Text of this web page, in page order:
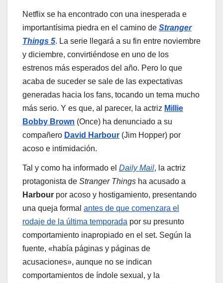
Netflix se ha encontrado con una inesperada e
importantísima piedra en el camino de Stranger
Things 5. La serie llegará a su fin entre noviembre
y diciembre, convirtiéndose en uno de los
estrenos más esperados del año. Pero lo que
acaba de suceder se sale de las expectativas
generadas hacia los fans, tocando un tema mucho
más serio. Y es que, al parecer, la actriz Millie
Bobby Brown (Once) ha denunciado a su
compañero David Harbour (Jim Hopper) por
acoso e intimidación.
Tal y como ha informado el Daily Mail, la actriz
protagonista de Stranger Things ha acusado a
Harbour por acoso y hostigamiento, presentando
una queja formal antes de que comenzara el
rodaje de la última temporada por su presunto
comportamiento inapropiado en el set. Según la
fuente, «había páginas y páginas de
acusaciones», aunque no se indican
comportamientos de índole sexual, y la